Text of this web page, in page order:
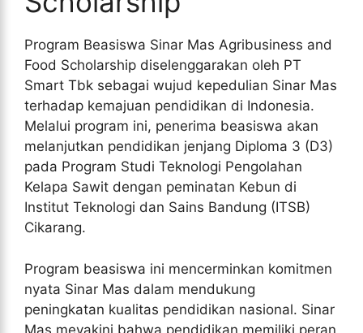
Program Beasiswa Sinar Mas Agribusiness and
Food Scholarship diselenggarakan oleh PT
Smart Tbk sebagai wujud kepedulian Sinar Mas
terhadap kemajuan pendidikan di Indonesia.
Melalui program ini, penerima beasiswa akan
melanjutkan pendidikan jenjang Diploma 3 (D3)
pada Program Studi Teknologi Pengolahan
Kelapa Sawit dengan peminatan Kebun di
Institut Teknologi dan Sains Bandung (ITSB)
Cikarang.
Program beasiswa ini mencerminkan komitmen
nyata Sinar Mas dalam mendukung
peningkatan kualitas pendidikan nasional. Sinar
Mas meyakini bahwa pendidikan memiliki peran